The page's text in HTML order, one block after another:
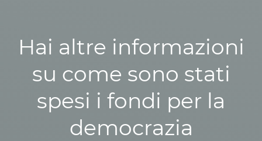
Hai altre informazioni
su come sono stati
spesi i fondi per la
democrazia